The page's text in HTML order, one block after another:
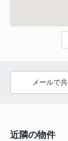
メールで
近隣の物件